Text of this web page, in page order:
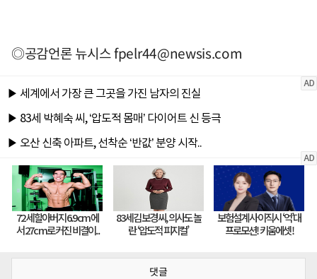
◎공감언론 뉴시스fpelr44@newsis.com
댓글